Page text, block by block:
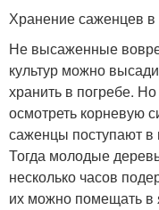
Хранение саженцев
Не высаженные
культур можно
хранить в погребе.
осмотреть корневую
саженцы поступают в
Тогда молодые
несколько часов
их можно помещать в